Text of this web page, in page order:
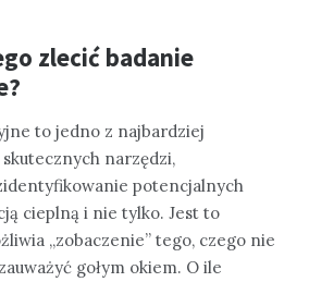
zlecić badanie
to jedno z najbardziej
narzędzi,
potencjalnych
cieplną i nie tylko. Jest to
„zobaczenie” tego, czego nie
gołym okiem. O ile